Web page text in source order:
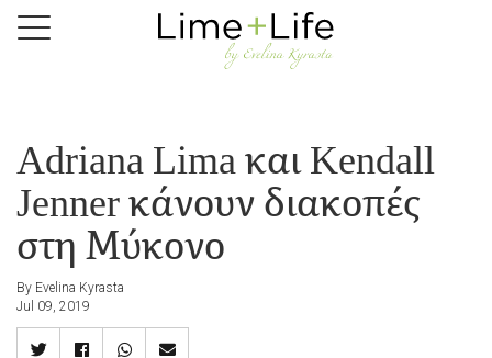
Skip
to
Adriana Lima και Kendall
Jenner κάνουν διακοπές
στη Μύκονο
By Evelina Kyrasta
Jul 09, 2019